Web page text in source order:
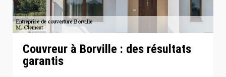
Couvreur à Borville : des résultats
garantis